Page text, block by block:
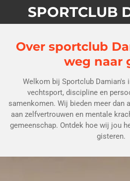
hoofdinhoud
SPORTCLUB
Over sportclub
weg naar
Welkom bij Sportclub Damian's
vechtsport, discipline en
samenkomen. Wij bieden meer dan
aan zelfvertrouwen en mentale
gemeenschap. Ontdek hoe wij jou
gisteren.